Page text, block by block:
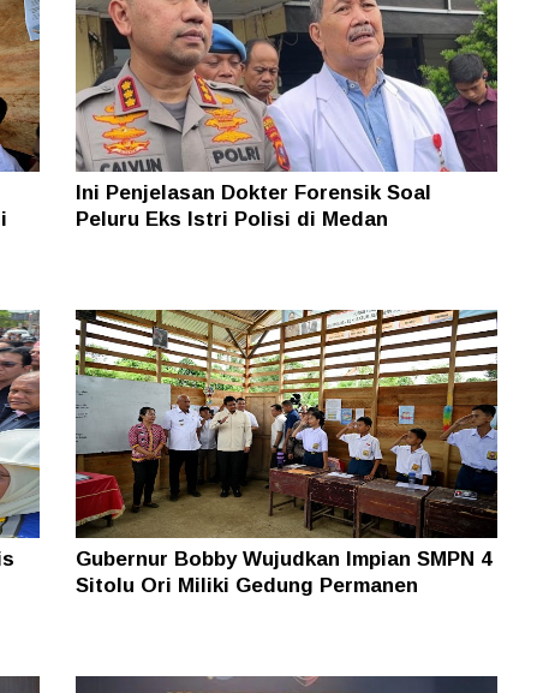
Ini Penjelasan Dokter Forensik Soal
Peluru Eks Istri Polisi di Medan
Gubernur Bobby Wujudkan Impian SMPN 4
Sitolu Ori Miliki Gedung Permanen